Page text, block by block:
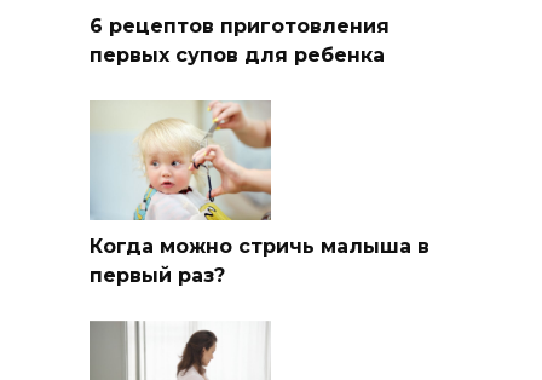
6 рецептов приготовления
первых супов для ребенка
Когда можно стричь малыша в
первый раз?